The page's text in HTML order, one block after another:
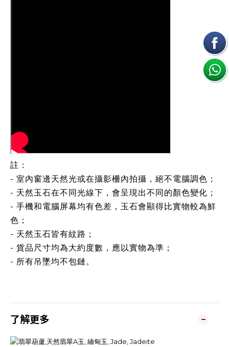
註：
- 室內窗邊天然光或在攝影柵內拍攝，絕不電腦調色；
- 天然玉石在不同光線下，會呈現出不同的顏色變化；
- 手機和電腦屏幕均有色差，玉石會顯得比實物較為鮮
色；
- 天然玉石皆有紋路；
- 貨品尺寸均為大約度數，應以實物為準；
- 所有吊墜均不包鏈。
了解更多